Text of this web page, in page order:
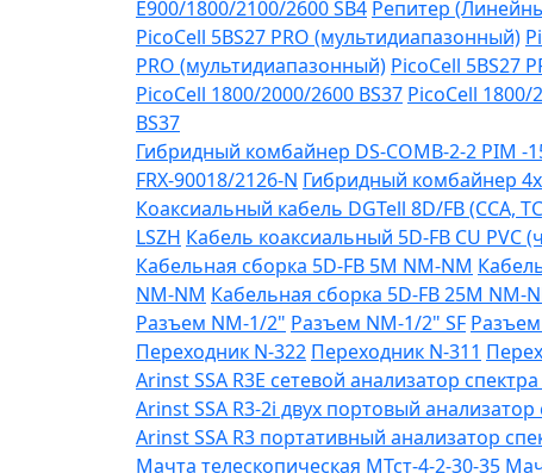
Е900/1800/2100/2600 SB4 Репитер
PicoCell 5BS27 PRO (мультидиапазонный)
PRO (мультидиапазонный) PicoCell 5BS27
PicoCell 1800/2000/2600 BS37 PicoCell 1800/
BS37
Гибридный комбайнер DS-COMB-2-2 PIM -
FRX-90018/2126-N Гибридный комбайнер
Коаксиальный кабель DGTell 8D/FB (CCA,
LSZH Кабель коаксиальный 5D-FB CU PVC
Кабельная сборка 5D-FB 5М NM-NM
NM-NM Кабельная сборка 5D-FB 25М NM-
Разъем NM-1/2" Разъем NM-1/2" SF
Переходник N-322 Переходник N-311
Arinst SSA R3Е сетевой анализатор
Arinst SSA R3-2i двух портовый
Arinst SSA R3 портативный анализатор
Мачта телескопическая МТст-4-2-30-35